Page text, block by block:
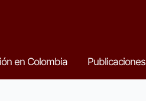
en Colombia Publicaciones